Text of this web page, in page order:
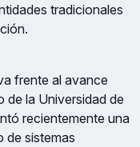
tradicionales
frente al avance
la Universidad de
recientemente una
de sistemas